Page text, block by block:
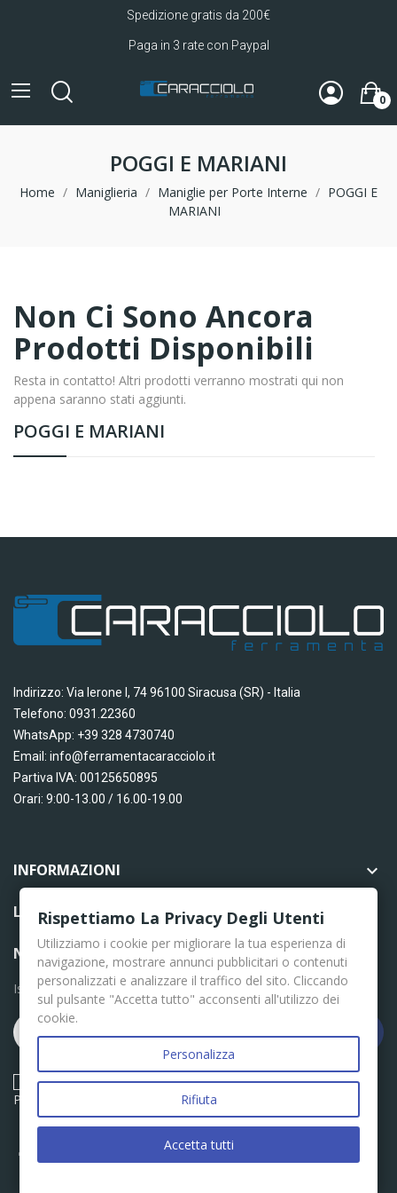
Spedizione gratis da 200€
Paga in 3 rate con Paypal
0
POGGI E MARIANI
Home Maniglieria Maniglie per Porte Interne
POGGI E
MARIANI
POGGI E MARIANI
Non Ci Sono Ancora
Prodotti Disponibili
Resta in contatto! Altri prodotti verranno mostrati qui non
appena saranno stati aggiunti.
Indirizzo: Via Ierone I, 74 96100 Siracusa (SR) - Italia
Telefono: 0931.22360
WhatsApp: +39 328 4730740
Email: info@ferramentacaracciolo.it
Partiva IVA: 00125650895
Orari: 9:00-13.00 / 16.00-19.00
INFORMAZIONI 
LINK UTILI
NEWSLETTER
Iscriviti per le ultime news
Iscriviti
Acconsento ai termini e condizioni descritti nella Privacy
Policy
Rispettiamo La Privacy Degli Utenti
Utilizziamo i cookie per migliorare la tua esperienza di
navigazione, mostrare annunci pubblicitari o contenuti
personalizzati e analizzare il traffico del sito. Cliccando
sul pulsante "Accetta tutto" acconsenti all'utilizzo dei
cookie.
Personalizza
Rifiuta
Accetta tutti